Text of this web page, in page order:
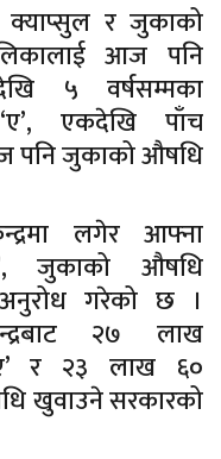
क्याप्सुल र जुकाको
आज पनि
५ वर्षसम्मका
एकदेखि पाँच
पनि जुकाको औषधि
लगेर आफ्ना
जुकाको औषधि
गरेको छ ।
२७ लाख
र २३ लाख ६०
खुवाउने सरकारको